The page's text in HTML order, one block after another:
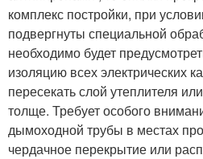
комплекс постройки, при
подвергнуты специальной
необходимо будет
изоляцию всех электрических
пересекать слой утеплителя
толще. Требует особого
дымоходной трубы в местах
чердачное перекрытие или